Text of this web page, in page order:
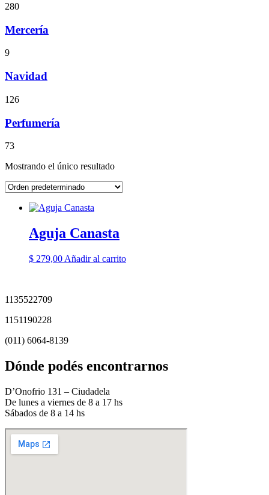
280
Mercería
9
Navidad
126
Perfumería
73
Mostrando el único resultado
Aguja Canasta
$ 279,00 Añadir al carrito
1135522709
1151190228
(011) 6064-8139
Dónde podés encontrarnos
D’Onofrio 131 – Ciudadela
De lunes a viernes de 8 a 17 hs
Sábados de 8 a 14 hs